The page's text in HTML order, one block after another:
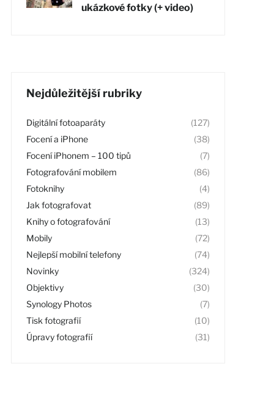
ukázkové fotky (+ video)
Nejdůležitější rubriky
Digitální fotoaparáty
(127)
Focení a iPhone
(38)
Focení iPhonem – 100 tipů
(7)
Fotografování mobilem
(86)
Fotoknihy
(4)
Jak fotografovat
(89)
Knihy o fotografování
(13)
Mobily
(72)
Nejlepší mobilní telefony
(74)
Novinky
(324)
Objektivy
(30)
Synology Photos
(7)
Tisk fotografií
(10)
Úpravy fotografií
(31)